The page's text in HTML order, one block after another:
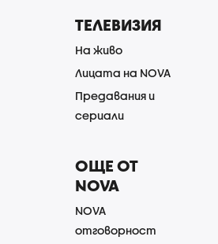
ТЕЛЕВИЗИЯ
На живо
Лицата на NOVA
Предавания и
сериали
ОЩЕ ОТ
NOVA
NOVA
отговорност